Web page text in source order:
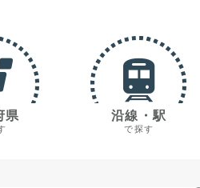
県 沿線・駅
で探す